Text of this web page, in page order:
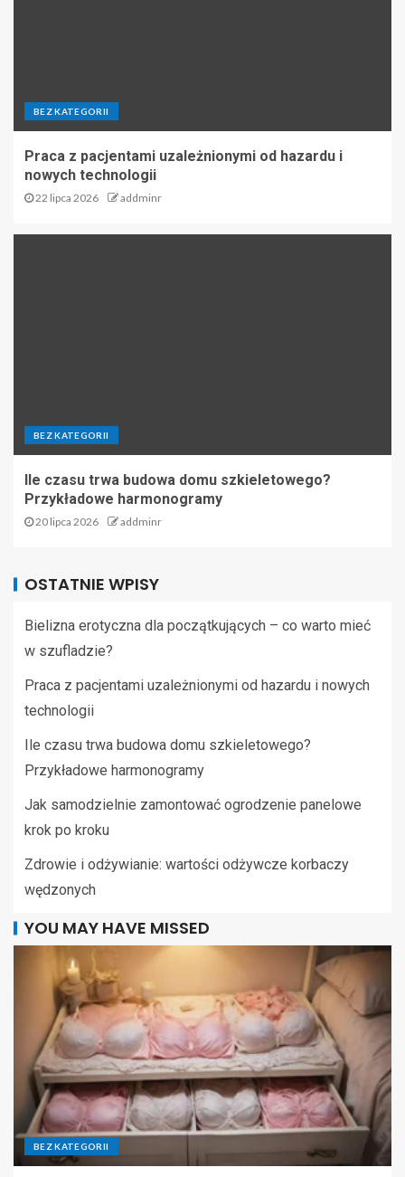
BEZ KATEGORII
Praca z pacjentami uzależnionymi od hazardu i
nowych technologii
22 lipca 2026 addminr
BEZ KATEGORII
Ile czasu trwa budowa domu szkieletowego?
Przykładowe harmonogramy
20 lipca 2026 addminr
OSTATNIE WPISY
Bielizna erotyczna dla początkujących – co warto mieć
w szufladzie?
Praca z pacjentami uzależnionymi od hazardu i nowych
technologii
Ile czasu trwa budowa domu szkieletowego?
Przykładowe harmonogramy
Jak samodzielnie zamontować ogrodzenie panelowe
krok po kroku
Zdrowie i odżywianie: wartości odżywcze korbaczy
wędzonych
YOU MAY HAVE MISSED
BEZ KATEGORII